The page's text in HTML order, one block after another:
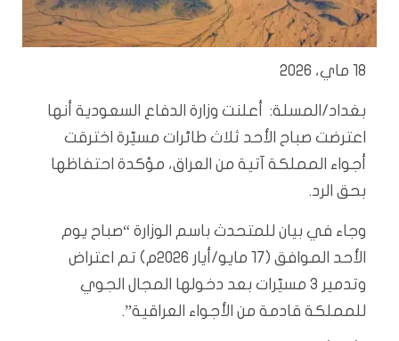
18 ماي، 2026
بغداد/المسلة: أعلنت وزارة الدفاع السعودية أنها
اعترضت صباح الأحد ثلاث طائرات مسيّرة اخترقت
أجواء المملكة آتية من العراق، مؤكدة احتفاظها
بحق الرد.
وجاء في بيان للمتحدث باسم الوزارة “صباح يوم
الأحد الموافق (17 مايو/أيار 2026م) تم اعتراض
وتدمير 3 مسيّرات بعد دخولها المجال الجوي
للمملكة قادمة من الأجواء العراقية”.